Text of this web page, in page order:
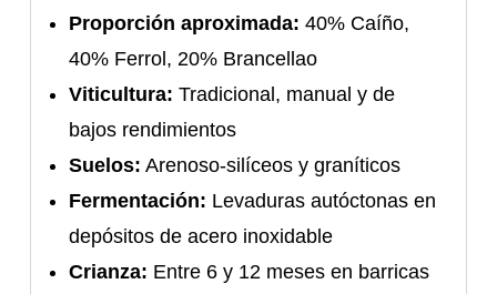
Proporción aproximada: 40% Caíño,
40% Ferrol, 20% Brancellao
Viticultura: Tradicional, manual y de
bajos rendimientos
Suelos: Arenoso-silíceos y graníticos
Fermentación: Levaduras autóctonas en
depósitos de acero inoxidable
Crianza: Entre 6 y 12 meses en barricas